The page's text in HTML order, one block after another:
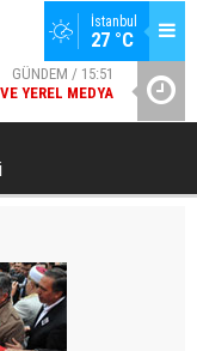
İstanbul
27 °C
YEREL MEDYA
GELDI